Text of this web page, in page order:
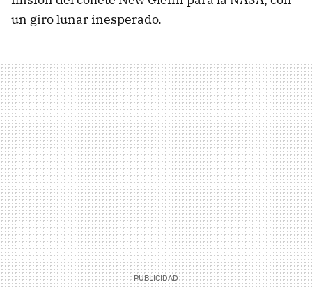
un giro lunar inesperado.